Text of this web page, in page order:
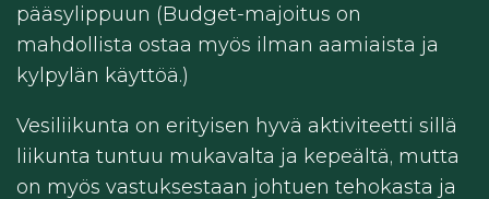
pääsylippuun (Budget-majoitus on
mahdollista ostaa myös ilman aamiaista ja
kylpylän käyttöä.)
Vesiliikunta on erityisen hyvä aktiviteetti sillä
liikunta tuntuu mukavalta ja kepeältä, mutta
on myös vastuksestaan johtuen tehokasta ja